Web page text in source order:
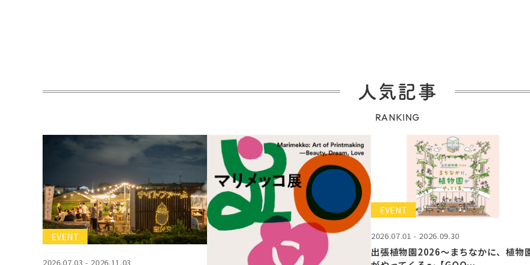
人気記事
RANKING
EVENT
2026.07.03 - 2026.11.03
EVENT
2026.07.01 - 2026.09.30
出張植物園2026～まちなかに、植物